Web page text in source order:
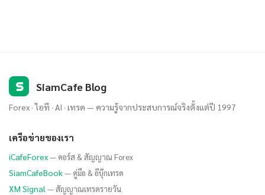
S SiamCafe Blog
Forex · ไอที · AI · เทรด — ความรู้จากประสบการณ์จริงตั้งแต่ปี 1997
เครือข่ายของเรา
iCafeForex— คอร์ส & สัญญาณ Forex
SiamCafeBook— คู่มือ & อีบุ๊กเทรด
XM Signal — สัญญาณเทรดรายวัน